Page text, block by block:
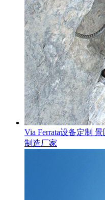
Via Ferrata设备定制
制造厂家